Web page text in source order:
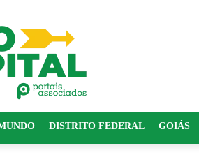
DISTRITO FEDERAL GOIÁS